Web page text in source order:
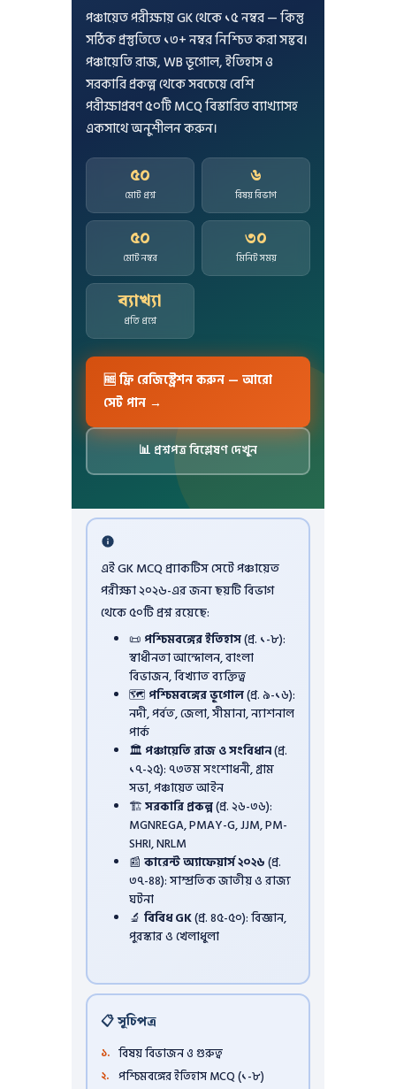
পঞ্চায়েত পরীক্ষায় GK থেকে ১৫ নম্বর — কিন্তু
সঠিক প্রস্তুতিতে ১৩+ নম্বর নিশ্চিত করা সম্ভব।
পঞ্চায়েতি রাজ, WB ভূগোল, ইতিহাস ও
সরকারি প্রকল্প থেকে সবচেয়ে বেশি
পরীক্ষাপ্রবণ ৫০টি MCQ বিস্তারিত ব্যাখ্যাসহ
একসাথে অনুশীলন করুন।
৫০
মোট প্রশ্ন
৬
বিষয় বিভাগ
৫০
মোট নম্বর
৩০
মিনিট সময়
ব্যাখ্যা
প্রতি প্রশ্নে
🆓 ফ্রি রেজিস্ট্রেশন করুন — আরো
সেট পান →
📊 প্রশ্নপত্র বিশ্লেষণ দেখুন
এই GK MCQ প্র্যাকটিস সেটে পঞ্চায়েত
পরীক্ষা ২০২৬-এর জন্য ছয়টি বিভাগ
থেকে ৫০টি প্রশ্ন রয়েছে:
📜 পশ্চিমবঙ্গের ইতিহাস(প্র. ১-৮):
স্বাধীনতা আন্দোলন, বাংলা
বিভাজন, বিখ্যাত ব্যক্তিত্ব
🗺️ পশ্চিমবঙ্গের ভূগোল(প্র. ৯-১৬):
নদী, পর্বত, জেলা, সীমানা, ন্যাশনাল
পার্ক
🏛️ পঞ্চায়েতি রাজ ও সংবিধান(প্র.
১৭-২৫): ৭৩তম সংশোধনী, গ্রাম
সভা, পঞ্চায়েত আইন
🏗️সরকারি প্রকল্প(প্র. ২৬-৩৬):
MGNREGA, PMAY-G, JJM, PM-
SHRI, NRLM
📰 কারেন্ট অ্যাফেয়ার্স ২০২৬(প্র.
৩৭-৪৪): সাম্প্রতিক জাতীয় ও রাজ্য
ঘটনা
🔬 বিবিধ GK(প্র. ৪৫-৫০): বিজ্ঞান,
পুরস্কার ও খেলাধুলা
📋 সূচিপত্র
বিষয় বিভাজন ও গুরুত্ব
পশ্চিমবঙ্গের ইতিহাস MCQ (১-৮)